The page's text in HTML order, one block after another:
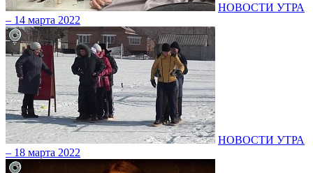
НОВОСТИ УТРА
– 14 марта 2022
НОВОСТИ УТРА
– 18 марта 2022